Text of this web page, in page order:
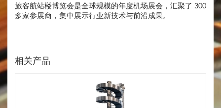
旅客航站楼博览会是全球规模的年度机场展会，汇聚了 300
多家参展商，集中展示行业新技术与前沿成果。
相关产品